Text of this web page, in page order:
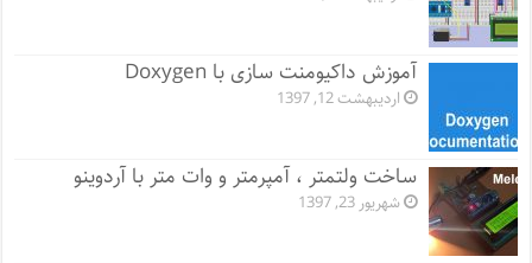
آموزش داکیومنت سازی با Doxygen
اردیبهشت 12, 1397
ساخت ولتمتر ، آمپرمتر و وات متر با آردوینو
شهریور 23, 1397